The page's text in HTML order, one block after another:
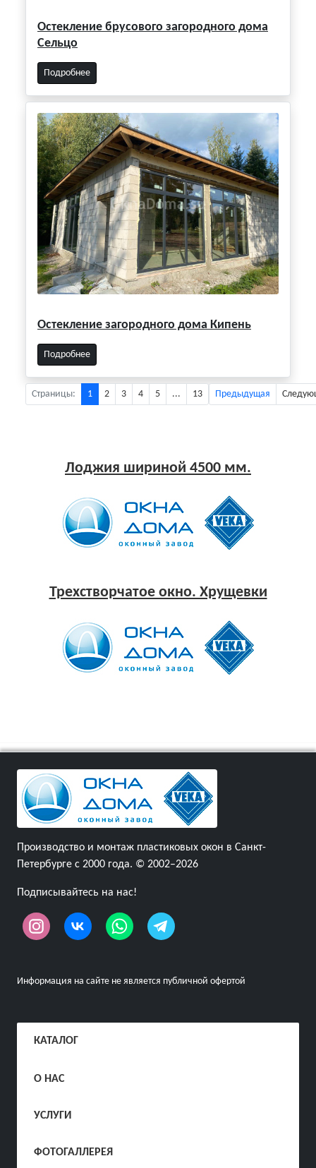
Остекление брусового загородного дома
Сельцо
Подробнее
Остекление загородного дома Кипень
Подробнее
Страницы: 1 2 3 4 5 ... 13 Предыдущая
Лоджия шириной 4500 мм.
Трехстворчатое окно. Хрущевки
Производство и монтаж пластиковых окон в Санкт-
Петербурге с 2000 года. © 2002–2026
Подписывайтесь на нас!
Информация на сайте не является публичной офертой
КАТАЛОГ
О НАС
УСЛУГИ
ФОТОГАЛЛЕРЕЯ